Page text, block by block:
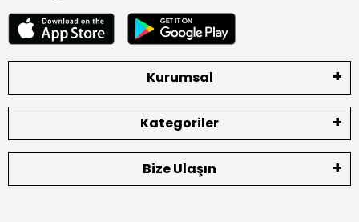
Kurumsal
Kategoriler
Bize Ulaşın